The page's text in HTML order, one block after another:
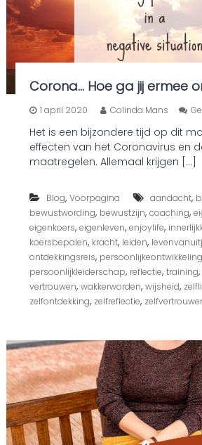
Corona… Hoe ga jij ermee
1 april 2020 Colinda Mans
Het is een bijzondere tijd op dit
effecten van het Coronavirus en
maatregelen. Allemaal krijgen […]
Blog, Voorpagina aandacht,
bewustwording, bewustzijn, coaching,
eigenkoers, eigenleven, enjoylife,
koersbepalen, kracht, leiden,
ontdekkingsreis, persoonlijkeontwikkeling
persoonlijkleiderschap, reflectie, training,
vertrouwen, wakkerworden, wijsheid,
zelfontdekking, zelfreflectie,